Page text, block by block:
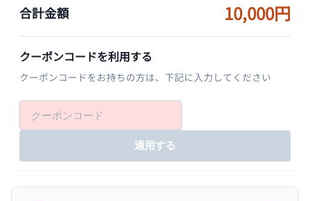
合計金額 10,000円
クーポンコードを利用する
クーポンコードをお持ちの方は、下記に入力してください
適用する